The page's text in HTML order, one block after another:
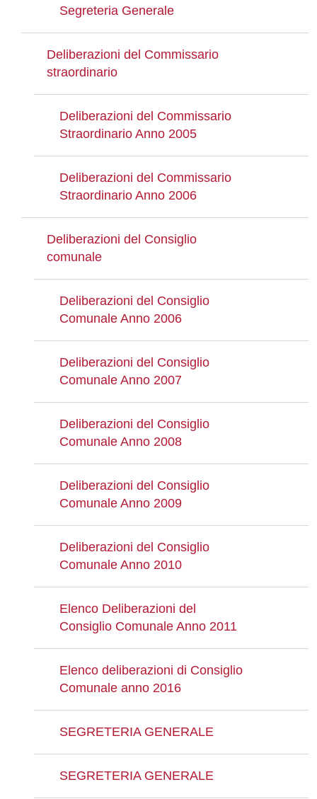
Segreteria Generale
Deliberazioni del Commissario
straordinario
Deliberazioni del Commissario
Straordinario Anno 2005
Deliberazioni del Commissario
Straordinario Anno 2006
Deliberazioni del Consiglio
comunale
Deliberazioni del Consiglio
Comunale Anno 2006
Deliberazioni del Consiglio
Comunale Anno 2007
Deliberazioni del Consiglio
Comunale Anno 2008
Deliberazioni del Consiglio
Comunale Anno 2009
Deliberazioni del Consiglio
Comunale Anno 2010
Elenco Deliberazioni del
Consiglio Comunale Anno 2011
Elenco deliberazioni di Consiglio
Comunale anno 2016
SEGRETERIA GENERALE
SEGRETERIA GENERALE